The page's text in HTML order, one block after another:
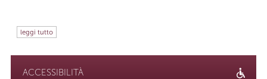
leggi tutto
ACCESSIBILITÀ